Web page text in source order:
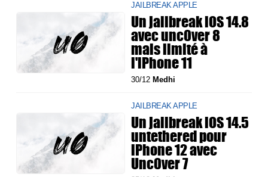
JAILBREAK APPLE
Un jailbreak iOS 14.8
avec unc0ver 8
mais limité à
l'iPhone 11
30/12 Medhi
JAILBREAK APPLE
Un jailbreak iOS 14.5
untethered pour
iPhone 12 avec
Unc0ver 7